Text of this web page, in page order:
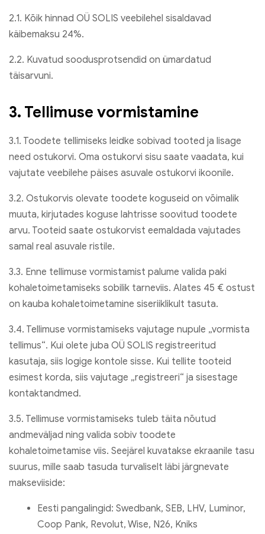
2.1. Kõik hinnad OÜ SOLIS veebilehel sisaldavad
käibemaksu 24%.
2.2. Kuvatud soodusprotsendid on ümardatud
täisarvuni.
3. Tellimuse vormistamine
3.1. Toodete tellimiseks leidke sobivad tooted ja lisage
need ostukorvi. Oma ostukorvi sisu saate vaadata, kui
vajutate veebilehe päises asuvale ostukorvi ikoonile.
3.2. Ostukorvis olevate toodete koguseid on võimalik
muuta, kirjutades koguse lahtrisse soovitud toodete
arvu. Tooteid saate ostukorvist eemaldada vajutades
samal real asuvale ristile.
3.3. Enne tellimuse vormistamist palume valida paki
kohaletoimetamiseks sobilik tarneviis. Alates 45 € ostust
on kauba kohaletoimetamine siseriiklikult tasuta.
3.4. Tellimuse vormistamiseks vajutage nupule „vormista
tellimus“. Kui olete juba OÜ SOLIS registreeritud
kasutaja, siis logige kontole sisse. Kui tellite tooteid
esimest korda, siis vajutage „registreeri“ ja sisestage
kontaktandmed.
3.5. Tellimuse vormistamiseks tuleb täita nõutud
andmeväljad ning valida sobiv toodete
kohaletoimetamise viis. Seejärel kuvatakse ekraanile tasu
suurus, mille saab tasuda turvaliselt läbi järgnevate
makseviiside:
Eesti pangalingid: Swedbank, SEB, LHV, Luminor,
Coop Pank, Revolut, Wise, N26, Kniks